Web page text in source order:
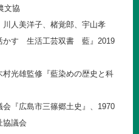
文協
人美洋子、楮覚郎、宇山孝
かす 生活工芸双書 藍』2019
光雄監修『藍染めの歴史と科
『広島市三篠郷土史』、1970
協議会